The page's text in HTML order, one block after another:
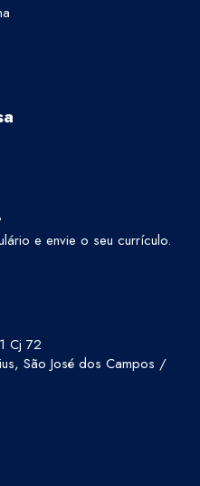
e envie o seu currículo.
Cj 72
São José dos Campos /